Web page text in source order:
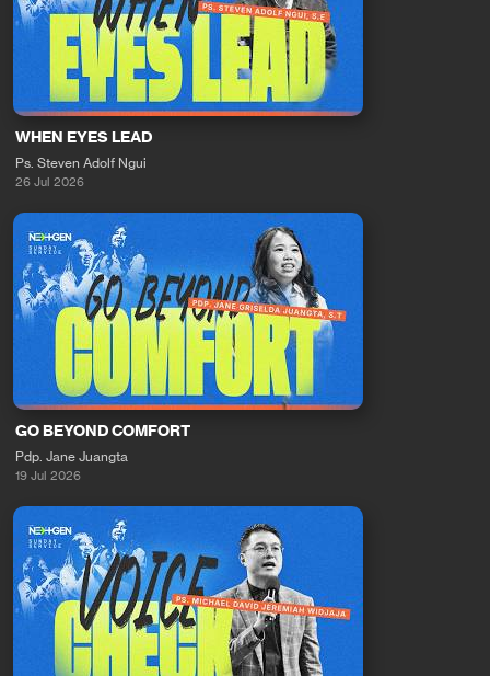
WHEN EYES LEAD
Ps. Steven Adolf Ngui
26 Jul 2026
GO BEYOND COMFORT
Pdp. Jane Juangta
19 Jul 2026